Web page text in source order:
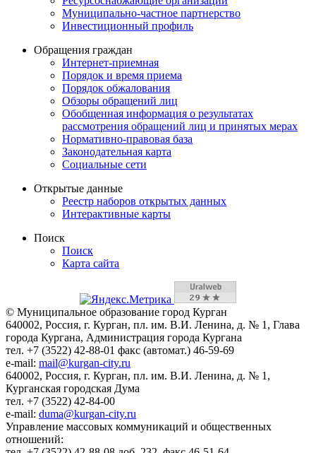
Муниципально-частное партнерство
Инвестиционный профиль
Обращения граждан
Интернет-приемная
Порядок и время приема
Порядок обжалования
Обзоры обращений лиц
Обобщенная информация о результатах
рассмотрения обращений лиц и принятых мерах
Нормативно-правовая база
Законодательная карта
Социальные сети
Открытые данные
Реестр наборов открытых данных
Интерактивные карты
Поиск
Поиск
Карта сайта
© Муниципальное образование город Курган
640002, Россия, г. Курган, пл. им. В.И. Ленина, д. № 1, Глава
города Кургана, Администрация города Кургана
тел. +7 (3522) 42-88-01 факс (автомат.) 46-59-69
e-mail: mail@kurgan-city.ru
640002, Россия, г. Курган, пл. им. В.И. Ленина, д. № 1,
Курганская городская Дума
тел. +7 (3522) 42-84-00
e-mail: duma@kurgan-city.ru
Управление массовых коммуникаций и общественных
отношений: